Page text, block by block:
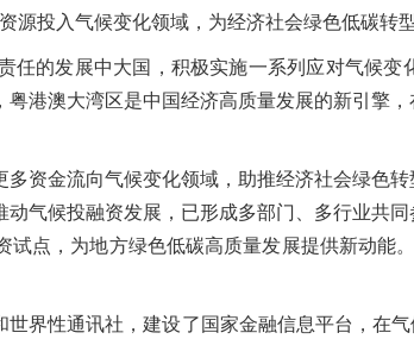
源投入气候变化领域，为经济社会绿色低碳转
的发展中大国，积极实施一系列应对气候变
港澳大湾区是中国经济高质量发展的新引擎
金流向气候变化领域，助推经济社会绿色转
气候投融资发展，已形成多部门、多行业共
点，为地方绿色低碳高质量发展提供新动能
性通讯社，建设了国家金融信息平台，在气